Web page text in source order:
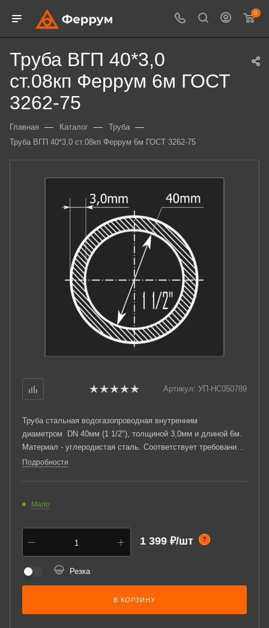
0
Труба ВГП 40*3,0
ст.08кп Феррум 6м ГОСТ
3262-75
Главная — Каталог — Труба —
Труба ВГП 40*3,0 ст.08кп Феррум 6м ГОСТ 3262-75
Артикул: УП-НС050789
Труба стальная водогазопроводная внутренним
диаметром DN 40мм (1 1/2"), толщиной 3,0мм и длиной 6м.
Материал - углеродистая сталь. Соответствует требованиям
ГОСТ 3262-75. Стандартный пакет: вес - 1,998тн.,
Подробности
Мало
1 399 ₽/шт ?
Резка
В КОРЗИНУ